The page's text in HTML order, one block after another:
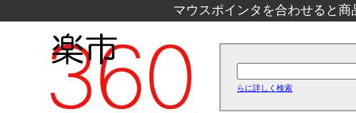
マウスポインタを合わせると
らに詳しく検索